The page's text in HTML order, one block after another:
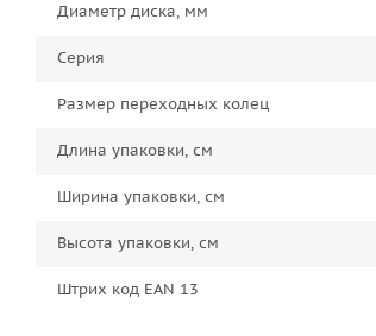
Диаметр диска, мм
Серия
Размер переходных колец
Длина упаковки, см
Ширина упаковки, см
Высота упаковки, см
Штрих код EAN 13